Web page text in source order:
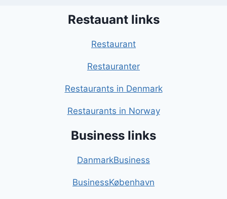
Restauant links
Restaurant
Restauranter
Restaurants in Denmark
Restaurants in Norway
Business links
DanmarkBusiness
BusinessKøbenhavn